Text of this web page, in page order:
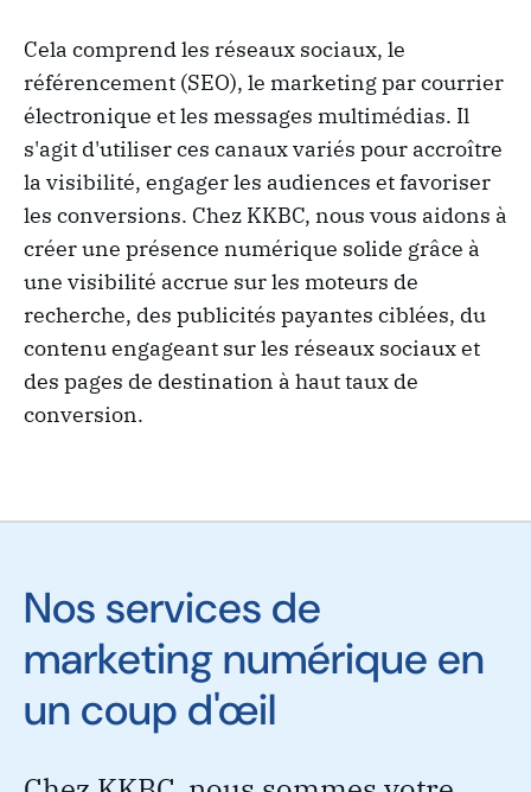
Cela comprend les réseaux sociaux, le
référencement (SEO), le marketing par courrier
électronique et les messages multimédias. Il
s'agit d'utiliser ces canaux variés pour accroître
la visibilité, engager les audiences et favoriser
les conversions. Chez KKBC, nous vous aidons à
créer une présence numérique solide grâce à
une visibilité accrue sur les moteurs de
recherche, des publicités payantes ciblées, du
contenu engageant sur les réseaux sociaux et
des pages de destination à haut taux de
conversion.
Nos services de
marketing numérique en
un coup d'œil